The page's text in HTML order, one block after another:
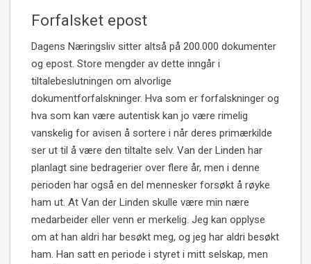
Forfalsket epost
Dagens Næringsliv sitter altså på 200.000 dokumenter
og epost. Store mengder av dette inngår i
tiltalebeslutningen om alvorlige
dokumentforfalskninger. Hva som er forfalskninger og
hva som kan være autentisk kan jo være rimelig
vanskelig for avisen å sortere i når deres primærkilde
ser ut til å være den tiltalte selv. Van der Linden har
planlagt sine bedragerier over flere år, men i denne
perioden har også en del mennesker forsøkt å røyke
ham ut. At Van der Linden skulle være min nære
medarbeider eller venn er merkelig. Jeg kan opplyse
om at han aldri har besøkt meg, og jeg har aldri besøkt
ham. Han satt en periode i styret i mitt selskap, men